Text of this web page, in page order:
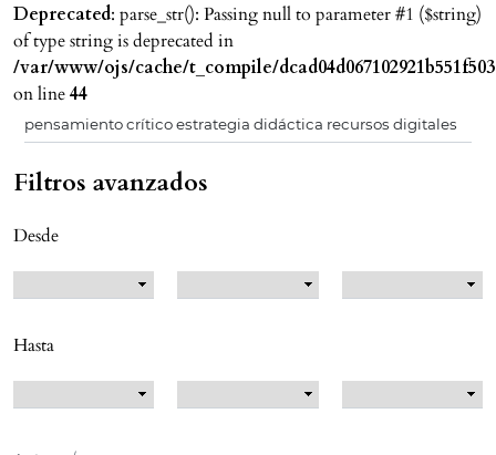
Deprecated: parse_str(): Passing null to parameter #1 ($string)
of type string is deprecated in
/var/www/ojs/cache/t_compile/
on line44
Filtros avanzados
Desde
Hasta